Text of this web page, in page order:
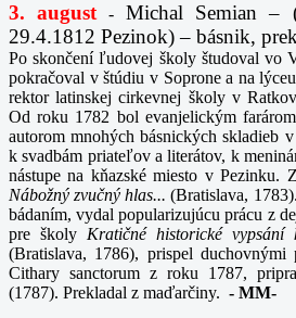
3. august -Michal Semian –
29.4.1812 Pezinok) – básnik,
Po skončení ľudovej školy študoval vo
pokračoval v štúdiu v Soprone a na
rektor latinskej cirkevnej školy v
Od roku 1782 bol evanjelickým
autorom mnohých básnických skladieb
k svadbám priateľov a literátov, k
nástupe na kňazské miesto v Pezinku.
Nábožný zvučný hlas...(Bratislava,
bádaním, vydal popularizujúcu prácu z
pre školy Kratičné historické
(Bratislava, 1786), prispel duchovnými
Cithary sanctorum z roku 1787,
(1787). Prekladal z maďarčiny. - MM-